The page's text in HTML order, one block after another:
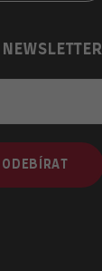
NEWSLETTER
ODEBÍRAT